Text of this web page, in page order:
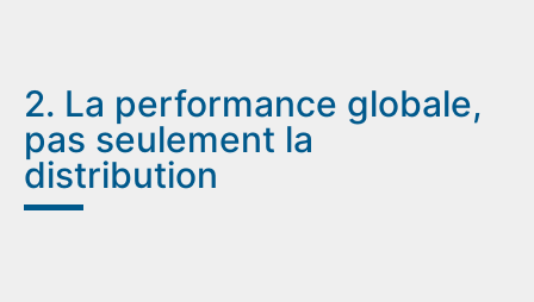
2. La performance globale,
pas seulement la
distribution